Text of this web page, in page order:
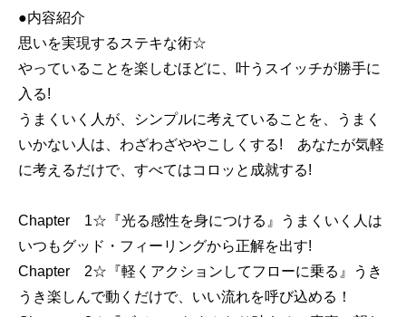
●内容紹介
思いを実現するステキな術☆
やっていることを楽しむほどに、叶うスイッチが勝手に
入る!
うまくいく人が、シンプルに考えていることを、うまく
いかない人は、わざわざややこしくする! あなたが気軽
に考えるだけで、すべてはコロッと成就する!
Chapter 1☆『光る感性を身につける』うまくいく人は
いつもグッド・フィーリングから正解を出す!
Chapter 2☆『軽くアクションしてフローに乗る』うき
うき楽しんで動くだけで、いい流れを呼び込める！